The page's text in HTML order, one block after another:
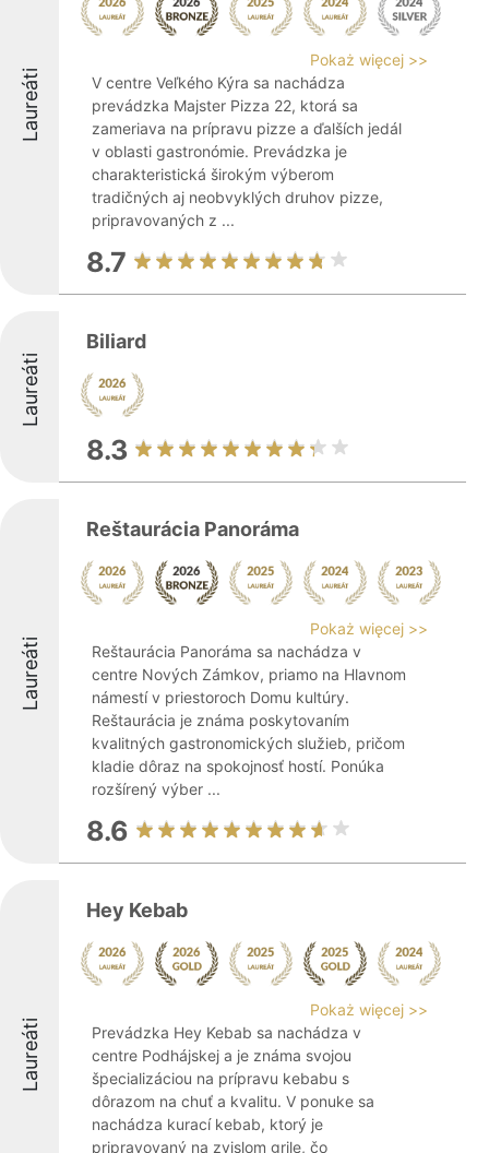
Laureáti
Pokaż więcej >>
V centre Veľkého Kýra sa nachádza
prevádzka Majster Pizza 22, ktorá sa
zameriava na prípravu pizze a ďalších jedál
v oblasti gastronómie. Prevádzka je
charakteristická širokým výberom
tradičných aj neobvyklých druhov pizze,
pripravovaných z ...
8.7
Laureáti
Biliard
8.3
Laureáti
Reštaurácia Panoráma
Pokaż więcej >>
Reštaurácia Panoráma sa nachádza v
centre Nových Zámkov, priamo na Hlavnom
námestí v priestoroch Domu kultúry.
Reštaurácia je známa poskytovaním
kvalitných gastronomických služieb, pričom
kladie dôraz na spokojnosť hostí. Ponúka
rozšírený výber ...
8.6
Laureáti
Hey Kebab
Pokaż więcej >>
Prevádzka Hey Kebab sa nachádza v
centre Podhájskej a je známa svojou
špecializáciou na prípravu kebabu s
dôrazom na chuť a kvalitu. V ponuke sa
nachádza kurací kebab, ktorý je
pripravovaný na zvislom grile, čo